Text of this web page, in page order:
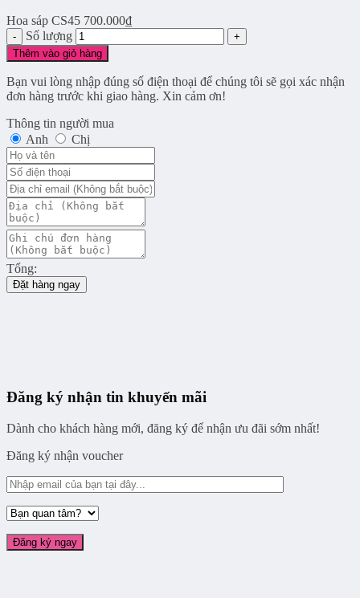
Hoa sáp CS45 700.000₫
Số lượng
Thêm vào giỏ hàng
Bạn vui lòng nhập đúng số điện thoại để chúng tôi sẽ gọi xác nhận
đơn hàng trước khi giao hàng. Xin cảm ơn!
Thông tin người mua
Anh
Chị
Tổng:
Đặt hàng ngay
Đăng ký nhận tin khuyến mãi
Dành cho khách hàng mới, đăng ký để nhận ưu đãi sớm nhất!
Đăng ký nhận voucher